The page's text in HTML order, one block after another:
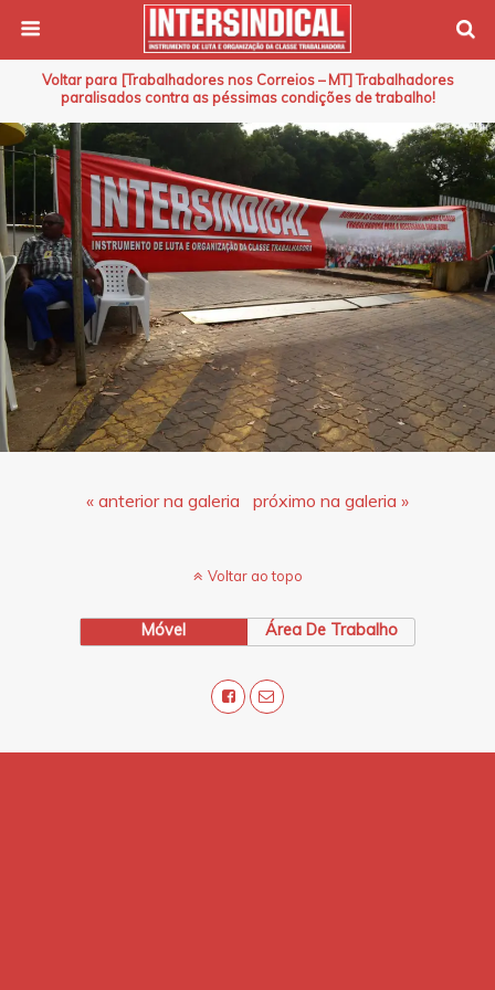
Voltar para [Trabalhadores nos Correios – MT] Trabalhadores
paralisados contra as péssimas condições de trabalho!
« anterior na galeria próximo na galeria »
Voltar ao topo
Móvel Área De Trabalho